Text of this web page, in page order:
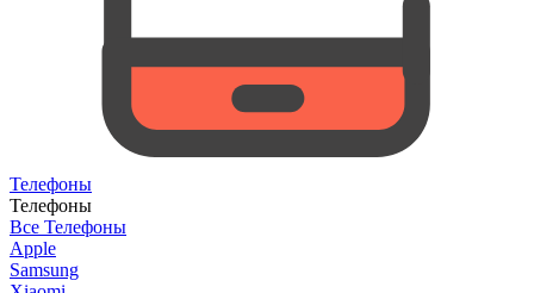
Телефоны
Телефоны
Все Телефоны
Apple
Samsung